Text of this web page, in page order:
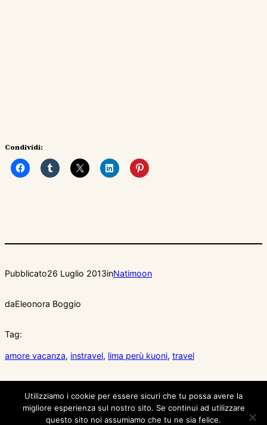
Condividi:
Pubblicato26 Luglio 2013inNatimoon
daEleonora Boggio
Tag:
amore vacanza, instravel, lima perù kuoni, travel
Utilizziamo i cookie per essere sicuri che tu possa avere la
migliore esperienza sul nostro sito. Se continui ad utilizzare
questo sito noi assumiamo che tu ne sia felice.